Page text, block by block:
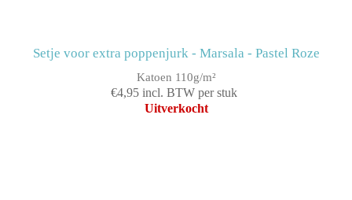
Setje voor extra poppenjurk - Marsala - Pastel Roze
Katoen 110g/m²
€4,95 incl. BTW per stuk
Uitverkocht